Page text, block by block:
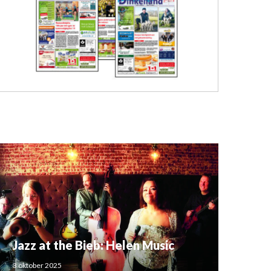
Jazz at the Bieb: Helen Music
3 oktober 2025